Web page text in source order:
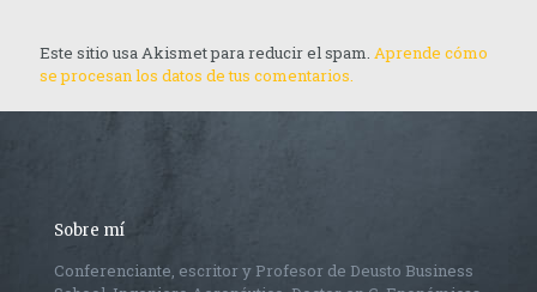
Este sitio usa Akismet para reducir el spam. Aprende cómo
se procesan los datos de tus comentarios.
Sobre mí
Conferenciante, escritor y Profesor de Deusto Business